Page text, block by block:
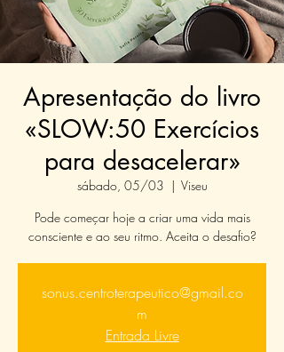
Apresentação do livro
«SLOW:50 Exercícios
para desacelerar»
sábado, 05/03
  |
Viseu
Pode começar hoje a criar uma vida mais
consciente e ao seu ritmo. Aceita o desafio?
sonus.centroterapeutico@gmail.co
m
Entrada Livre